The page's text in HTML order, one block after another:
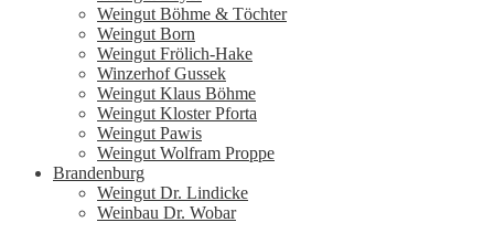
Weingut Böhme & Töchter
Weingut Born
Weingut Frölich-Hake
Winzerhof Gussek
Weingut Klaus Böhme
Weingut Kloster Pforta
Weingut Pawis
Weingut Wolfram Proppe
Brandenburg
Weingut Dr. Lindicke
Weinbau Dr. Wobar